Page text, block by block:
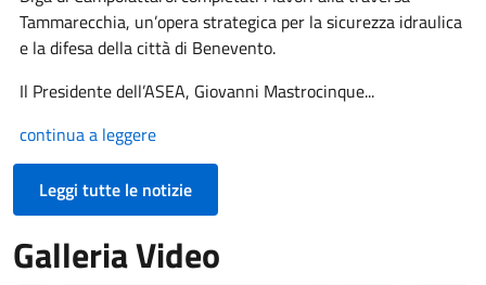
Tammarecchia, un’opera strategica per la sicurezza idraulica
e la difesa della città di Benevento.
Il Presidente dell’ASEA, Giovanni Mastrocinque...
continua a leggere
Leggi tutte le notizie
Galleria Video